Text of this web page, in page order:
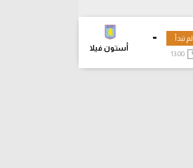
-
أستون فيلا
لم تبدأ